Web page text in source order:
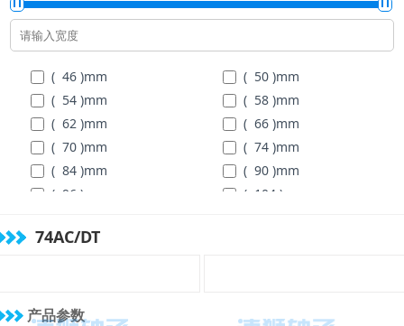
( 46 )mm ( 50 )mm
( 54 )mm ( 58 )mm
( 62 )mm ( 66 )mm
( 70 )mm ( 74 )mm
( 84 )mm ( 90 )mm
( 96 )
( 104 )
74AC/DT
产品参数